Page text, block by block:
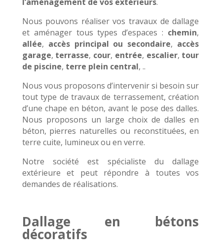
Nous pouvons réaliser vos travaux de dallage
et aménager tous types d’espaces : chemin,
allée, accès principal ou secondaire, accès
garage, terrasse, cour, entrée, escalier, tour
de piscine, terre plein central, ..
Nous vous proposons d’intervenir si besoin sur
tout type de travaux de terrassement, création
d’une chape en béton, avant le pose des dalles.
Nous proposons un large choix de dalles en
béton, pierres naturelles ou reconstituées, en
terre cuite, lumineux ou en verre.
Notre société est spécialiste du dallage
extérieure et peut répondre à toutes vos
demandes de réalisations.
Dallage en bétons
décoratifs